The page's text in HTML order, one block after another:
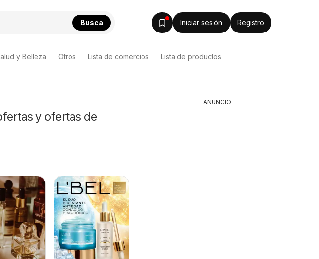
Busca Iniciar sesión Registro
y Belleza Otros Lista de comercios Lista de productos
y ofertas de
ANUNCIO